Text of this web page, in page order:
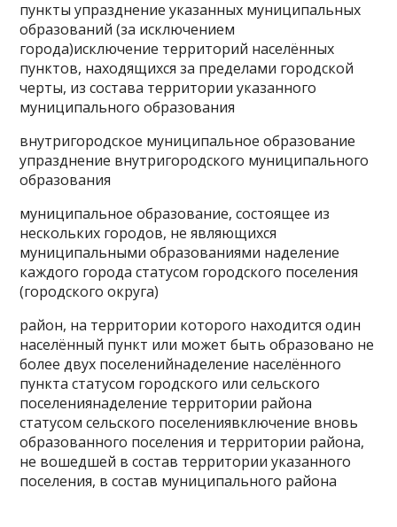
пункты упразднение указанных муниципальных
образований (за исключением
города)исключение территорий населённых
пунктов, находящихся за пределами городской
черты, из состава территории указанного
муниципального образования
внутригородское муниципальное образование
упразднение внутригородского муниципального
образования
муниципальное образование, состоящее из
нескольких городов, не являющихся
муниципальными образованиями наделение
каждого города статусом городского поселения
(городского округа)
район, на территории которого находится один
населённый пункт или может быть образовано не
более двух поселенийнаделение населённого
пункта статусом городского или сельского
поселениянаделение территории района
статусом сельского поселениявключение вновь
образованного поселения и территории района,
не вошедшей в состав территории указанного
поселения, в состав муниципального района